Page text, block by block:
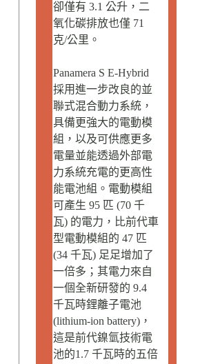
卻僅有 3.1 公升，二
氧化碳排放也僅 71
克/公里。
Panamera S E-Hybrid
採用進一步改良的並
聯式混合動力系統，
具備更強大的電動模
組，以及可供應更多
電量並能透過外部電
力系統充電的更高性
能電池組。電動模組
可產生 95 匹 (70 千
瓦) 的電力，比前代車
型電動模組的 47 匹
(34 千瓦) 足足增加了
一倍多；其電力來自
一個全新研發的 9.4
千瓦時鋰離子電池
(lithium-ion battery)，
這是前代鎳氫技術電
池的1.7 千瓦時的五倍